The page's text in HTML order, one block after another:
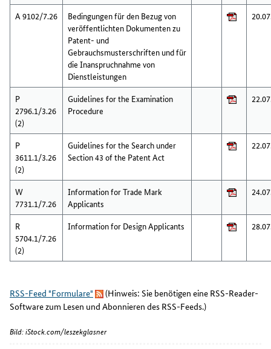
A 9102/7.26
Bedingungen für den Bezug von
veröffentlichten Dokumenten zu
Patent- und
Gebrauchsmusterschriften und für
die Inanspruchnahme von
Dienstleistungen
P
2796.1/3.26
(2)
Guidelines for the Examination
Procedure
P
3611.1/3.26
(2)
Guidelines for the Search under
Section 43 of the Patent Act
W
7731.1/7.26
Information for Trade Mark
Applicants
R
5704.1/7.26
(2)
Information for Design Applicants
RSS-Feed "Formulare"
(Hinweis: Sie benötigen eine RSS-Reader-
Software zum Lesen und Abonnieren des RSS-Feeds.)
Bild: iStock.com/leszekglasner